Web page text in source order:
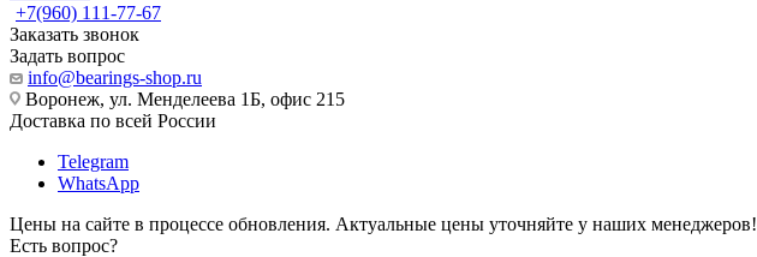
+7(960) 111-77-67
Заказать звонок
Задать вопрос
info@bearings-shop.ru
Воронеж, ул. Менделеева 1Б, офис 215
Доставка по всей России
Telegram
WhatsApp
Цены на сайте в процессе обновления. Актуальные цены уточняйте у наших менеджеров!
Есть вопрос?